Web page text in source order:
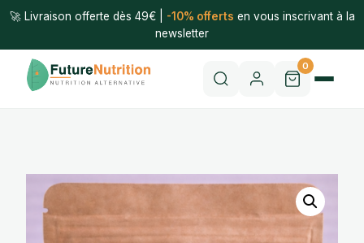
🚀 Livraison offerte dès 49€ | -10% offerts en vous inscrivant à la
newsletter
0